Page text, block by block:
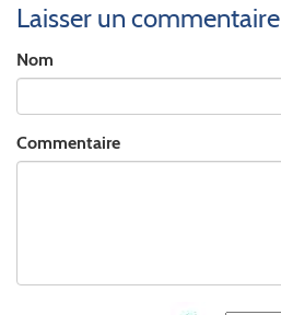
Laisser un commentaire
Nom
Commentaire